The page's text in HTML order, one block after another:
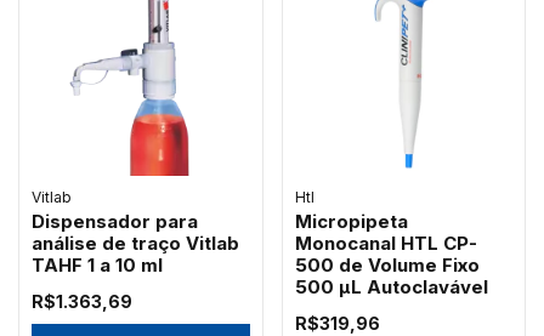
Vitlab
Dispensador para
análise de traço Vitlab
TAHF 1 a 10 ml
R$1.363,69
Htl
Micropipeta
Monocanal HTL CP-
500 de Volume Fixo
500 µL Autoclavável
R$319,96